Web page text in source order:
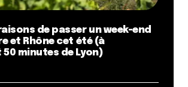
de passer un week-end
et Rhône cet été (à
50 minutes de Lyon)